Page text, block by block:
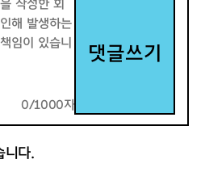
0/1000자
댓글쓰기
니다.